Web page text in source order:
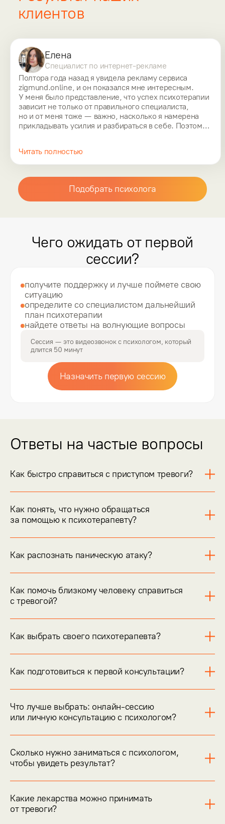
клиентов
Елена
Специалист по интернет-рекламе
Полтора года назад я увидела рекламу сервиса
zigmund.online, и он показался мне интересным.
У меня было представление, что успех психотерапии
зависит не только от правильного специалиста,
но и от меня тоже — важно, насколько я намерена
прикладывать усилия и разбираться в себе. Поэтому
Оказалось, что это не так тяжело, как я думала.
или ситуацию и разбираем её. Если нет готовой темы
для обсуждения, я начинаю рассказывать, как у меня
дела. Психолог слушает и выявляет насущную
Мне нравится, что в zigmund.online можно
с минимальным контактом выбрать специалиста,
назначить или перенести сессию. Не нужно никому
в личный кабинет на сайте. Об оплате тоже не нужно
думать, потому что деньги автоматически
списываются с привязанной карточки. Ещё мне
удобно заниматься онлайн, потому что в домашней
обстановке иногда проще говорить на сложные темы.
Читать полностью
Подобрать психолога
Чего ожидать от первой
сессии?
получите поддержку и лучше поймете свою
ситуацию
определите со специалистом дальнейший
план психотерапии
найдете ответы на волнующие вопросы
Сессия — это видеозвонок с психологом, который
длится 50 минут
Назначить первую сессию
Ответы на частые вопросы
Как быстро справиться с приступом тревоги?
Как понять, что нужно обращаться
за помощью к психотерапевту?
Как распознать паническую атаку?
Как помочь близкому человеку справиться
с тревогой?
Как выбрать своего психотерапевта?
Как подготовиться к первой консультации?
Что лучше выбрать: онлайн-сессию
или личную консультацию с психологом?
Сколько нужно заниматься с психологом,
чтобы увидеть результат?
Какие лекарства можно принимать
от тревоги?